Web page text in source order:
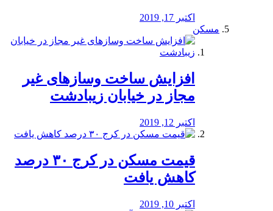
اکتبر 17, 2019
مسکن
افزایش ساخت وسازهای غیر
مجاز در خیابان زیبادشت
اکتبر 12, 2019
️قیمت مسکن در کرج ۳۰ درصد
کاهش یافت
اکتبر 10, 2019